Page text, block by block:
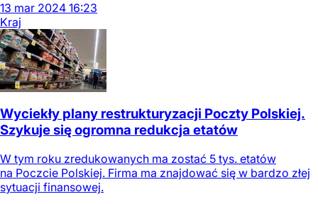
13 mar 2024 16:23
Kraj
Wyciekły plany restrukturyzacji Poczty Polskiej.
Szykuje się ogromna redukcja etatów
W tym roku zredukowanych ma zostać 5 tys. etatów
na Poczcie Polskiej. Firma ma znajdować się w bardzo złej
sytuacji finansowej.